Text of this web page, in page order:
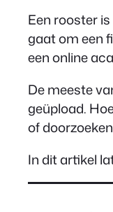
Een rooster
gaat om een
een online
De meeste
geüpload.
of
In dit artikel